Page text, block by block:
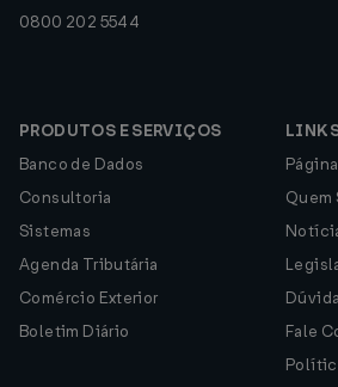
0800 202 5544
PRODUTOS E SERVIÇOS
Banco de Dados
Consultoria
Sistemas
Agenda Tributária
Comércio Exterior
Boletim Diário
Quem
Fale